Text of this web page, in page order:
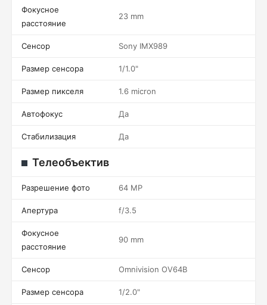
Фокусное
расстояние
23 mm
Сенсор Sony IMX989
Размер сенсора 1/1.0"
Размер пикселя 1.6 micron
Автофокус Да
Стабилизация Да
Телеобъектив
Разрешение фото 64 MP
Апертура f/3.5
Фокусное
расстояние
90 mm
Сенсор Omnivision OV64B
Размер сенсора 1/2.0"